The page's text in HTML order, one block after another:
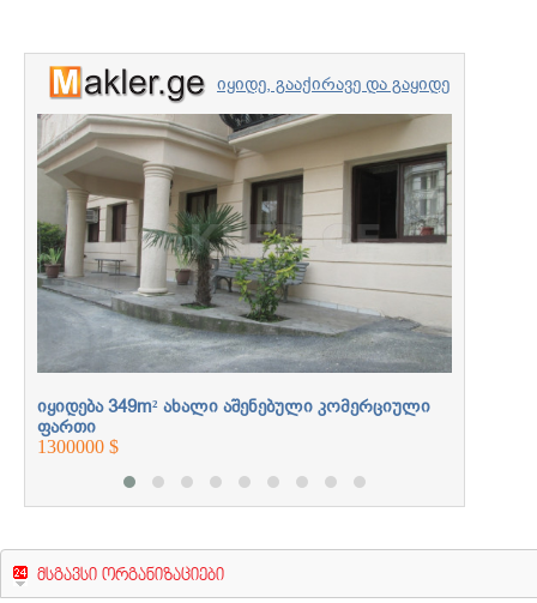
იყიდე, გააქირავე და გაყიდე
უძრავი ქონება
პროფესიონალებთან
ერთად
იყიდება 349m² ახალი აშენებული კომერციული
ფართი
1300000 $
მსგავსი ორგანიზაციები